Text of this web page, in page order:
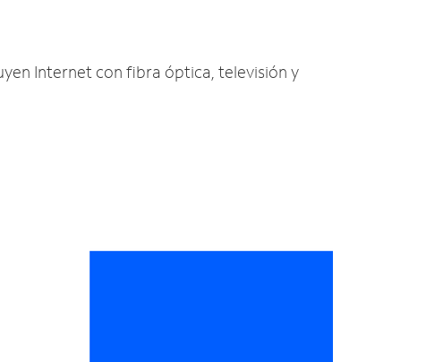
Internet con fibra óptica, televisión y